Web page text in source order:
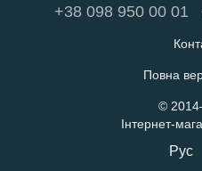
+38 098 950 00 01
Повна
©
Інтернет-
Рус